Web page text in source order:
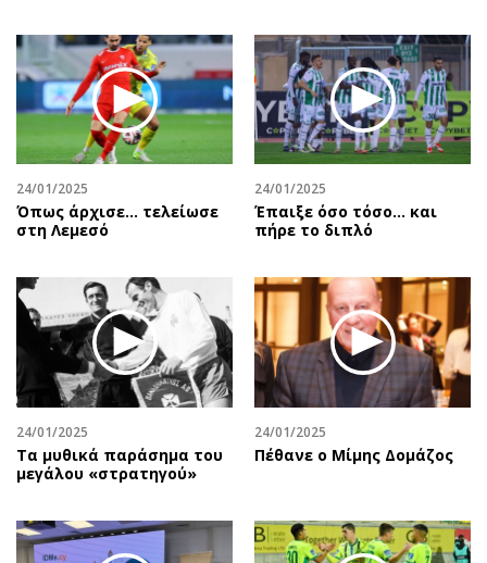
24/01/2025
Όπως άρχισε… τελείωσε
στη Λεμεσό
24/01/2025
Έπαιξε όσο τόσο… και
πήρε το διπλό
24/01/2025
Τα μυθικά παράσημα του
μεγάλου «στρατηγού»
24/01/2025
Πέθανε ο Μίμης Δομάζος